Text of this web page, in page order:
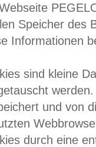
Speicher des
Informationen
sind kleine
und von
durch eine